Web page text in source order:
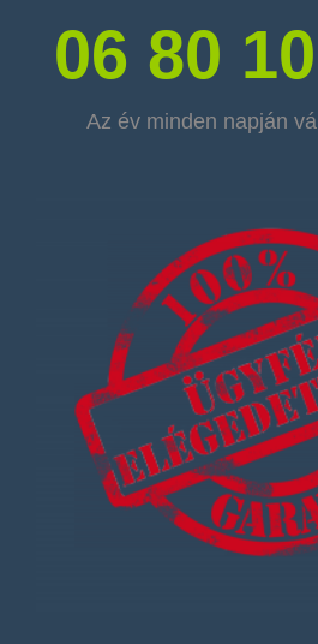
06 80
Az év minden napján